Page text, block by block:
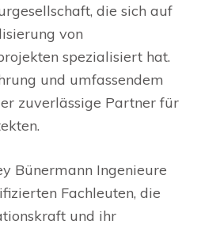
die sich auf
von
spezialisiert hat.
und umfassendem
zuverlässige Partner für
Bünermann Ingenieure
Fachleuten, die
und ihr